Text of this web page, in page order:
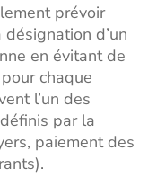
prévoir
d’un
en évitant de
chaque
l’un des
par la
paiement des